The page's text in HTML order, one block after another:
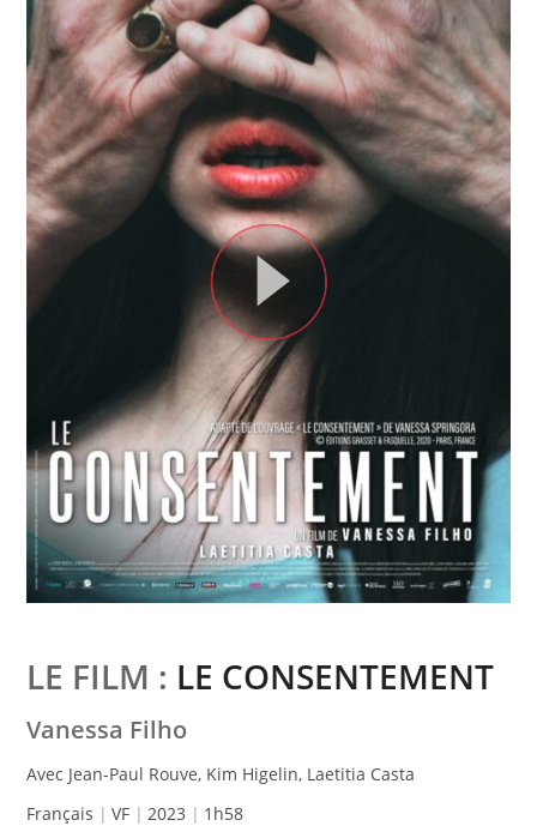
LE FILM : LE CONSENTEMENT
Vanessa Filho
Avec Jean-Paul Rouve, Kim Higelin, Laetitia Casta
Français
VF 2023 1h58